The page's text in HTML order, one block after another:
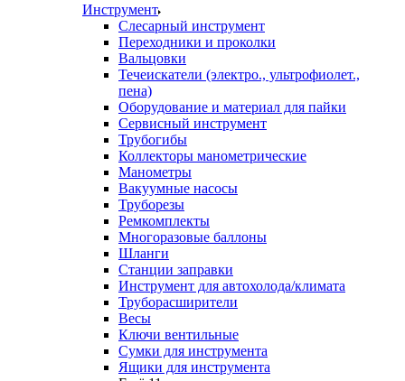
Инструмент
Слесарный инструмент
Переходники и проколки
Вальцовки
Течеискатели (электро., ультрофиолет.,
пена)
Оборудование и материал для пайки
Сервисный инструмент
Трубогибы
Коллекторы манометрические
Манометры
Вакуумные насосы
Труборезы
Ремкомплекты
Многоразовые баллоны
Шланги
Станции заправки
Инструмент для автохолода/климата
Труборасширители
Весы
Ключи вентильные
Сумки для инструмента
Ящики для инструмента